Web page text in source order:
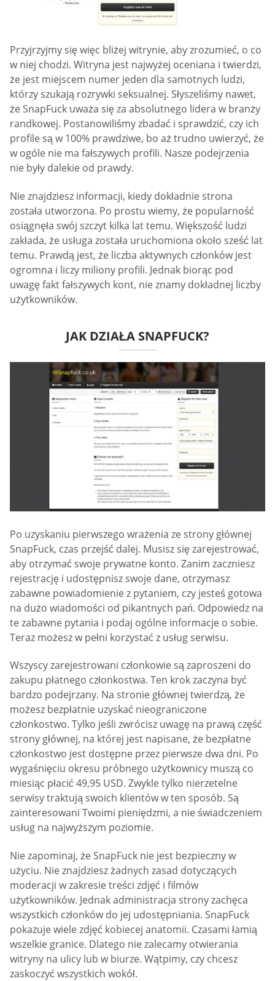
Przyjrzyjmy się więc bliżej witrynie, aby zrozumieć, o co
w niej chodzi. Witryna jest najwyżej oceniana i twierdzi,
że jest miejscem numer jeden dla samotnych ludzi,
którzy szukają rozrywki seksualnej. Słyszeliśmy nawet,
że SnapFuck uważa się za absolutnego lidera w branży
randkowej. Postanowiliśmy zbadać i sprawdzić, czy ich
profile są w 100% prawdziwe, bo aż trudno uwierzyć, że
w ogóle nie ma fałszywych profili. Nasze podejrzenia
nie były dalekie od prawdy.
Nie znajdziesz informacji, kiedy dokładnie strona
została utworzona. Po prostu wiemy, że popularność
osiągnęła swój szczyt kilka lat temu. Większość ludzi
zakłada, że usługa została uruchomiona około sześć lat
temu. Prawdą jest, że liczba aktywnych członków jest
ogromna i liczy miliony profili. Jednak biorąc pod
uwagę fakt fałszywych kont, nie znamy dokładnej liczby
użytkowników.
JAK DZIAŁA SNAPFUCK?
Po uzyskaniu pierwszego wrażenia ze strony głównej
SnapFuck, czas przejść dalej. Musisz się zarejestrować,
aby otrzymać swoje prywatne konto. Zanim zaczniesz
rejestrację i udostępnisz swoje dane, otrzymasz
zabawne powiadomienie z pytaniem, czy jesteś gotowa
na dużo wiadomości od pikantnych pań. Odpowiedz na
te zabawne pytania i podaj ogólne informacje o sobie.
Teraz możesz w pełni korzystać z usług serwisu.
Wszyscy zarejestrowani członkowie są zaproszeni do
zakupu płatnego członkostwa. Ten krok zaczyna być
bardzo podejrzany. Na stronie głównej twierdzą, że
możesz bezpłatnie uzyskać nieograniczone
członkostwo. Tylko jeśli zwrócisz uwagę na prawą część
strony głównej, na której jest napisane, że bezpłatne
członkostwo jest dostępne przez pierwsze dwa dni. Po
wygaśnięciu okresu próbnego użytkownicy muszą co
miesiąc płacić 49,95 USD. Zwykle tylko nierzetelne
serwisy traktują swoich klientów w ten sposób. Są
zainteresowani Twoimi pieniędzmi, a nie świadczeniem
usług na najwyższym poziomie.
Nie zapominaj, że SnapFuck nie jest bezpieczny w
użyciu. Nie znajdziesz żadnych zasad dotyczących
moderacji w zakresie treści zdjęć i filmów
użytkowników. Jednak administracja strony zachęca
wszystkich członków do jej udostępniania. SnapFuck
pokazuje wiele zdjęć kobiecej anatomii. Czasami łamią
wszelkie granice. Dlatego nie zalecamy otwierania
witryny na ulicy lub w biurze. Wątpimy, czy chcesz
zaskoczyć wszystkich wokół.